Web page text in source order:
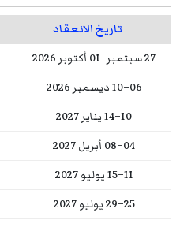
تاريخ الانعقاد
27 سبتمبر–01 أكتوبر 2026
06–10 ديسمبر 2026
10–14 يناير 2027
04–08 أبريل 2027
11–15 يوليو 2027
25–29 يوليو 2027